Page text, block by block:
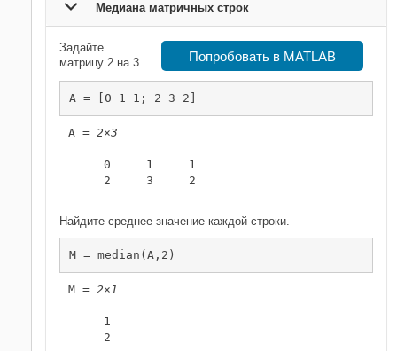
Медиана матричных строк
Попробовать в MATLAB
Задайте
матрицу 2 на 3.
A = [0 1 1; 2 3 2]
A = 2×3
     0     1     1
     2     3     2
Найдите среднее значение каждой строки.
M = median(A,2)
M = 2×1
     1
     2